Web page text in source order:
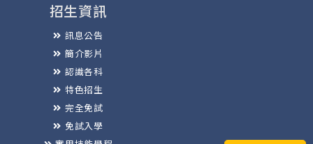
招生資訊
訊息公告
簡介影片
認識各科
特色招生
完全免試
免試入學